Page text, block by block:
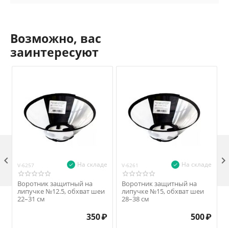
Возможно, вас
заинтересуют
V-6257 На складе
Воротник защитный на
липучке №12.5, обхват шеи
22–31 см
350₽
V-6261 На складе
Воротник защитный на
липучке №15, обхват шеи
28–38 см
500₽
 